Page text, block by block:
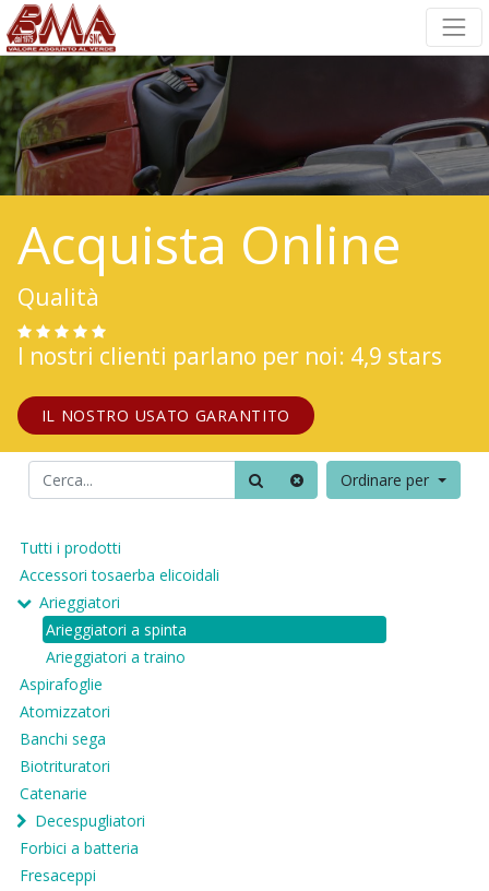
Acquista Online
Qualità
I nostri clienti parlano per noi: 4,9 stars
IL NOSTRO USATO GARANTITO
Ordinare per
Tutti i prodotti
Accessori tosaerba elicoidali
Arieggiatori
Arieggiatori a spinta
Arieggiatori a traino
Aspirafoglie
Atomizzatori
Banchi sega
Biotrituratori
Catenarie
Decespugliatori
Forbici a batteria
Fresaceppi